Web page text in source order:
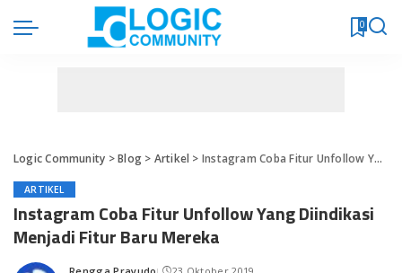
0
Logic Community >Blog> Artikel > Instagram Coba Fitur Unfollow Yang Diindikasi Menjadi Fitur Baru Mereka
ARTIKEL
Instagram Coba Fitur Unfollow Yang Diindikasi
Menjadi Fitur Baru Mereka